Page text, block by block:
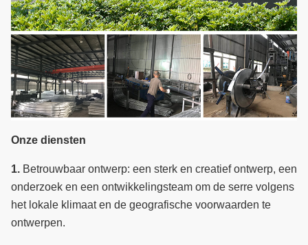
Onze diensten
1. Betrouwbaar ontwerp: een sterk en creatief ontwerp, een
onderzoek en een ontwikkelingsteam om de serre volgens
het lokale klimaat en de geografische voorwaarden te
ontwerpen.